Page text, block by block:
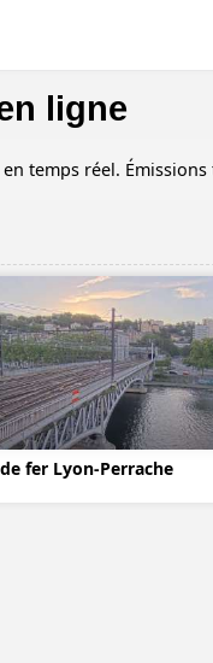
ligne
temps réel.
fer Lyon-Perrache